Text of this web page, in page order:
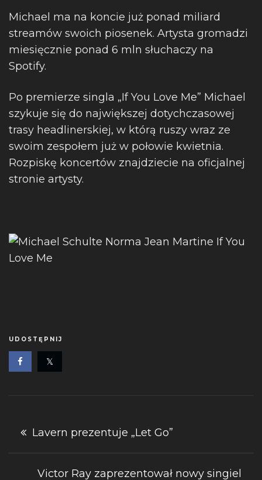
Michael ma na koncie już ponad miliard
streamów swoich piosenek. Artysta gromadzi
miesięcznie ponad 6 mln słuchaczy na
Spotify.
Po premierze singla „If You Love Me” Michael
szykuje się do największej dotychczasowej
trasy headlinerskiej, w którą ruszy wraz ze
swoim zespołem już w połowie kwietnia.
Rozpiskę koncertów znajdziecie na oficjalnej
stronie artysty.
UDOSTĘPNIJ
Nawigacja
Lavern prezentuje „Let Go”
Victor Ray zaprezentował nowy singiel